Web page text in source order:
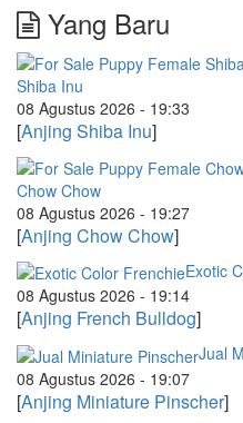
Yang Baru
Shiba Inu
08 Agustus 2026 - 19:33
[Anjing Shiba Inu]
Chow Chow
08 Agustus 2026 - 19:27
[Anjing Chow Chow]
Exotic
08 Agustus 2026 - 19:14
[Anjing French Bulldog]
Jual
08 Agustus 2026 - 19:07
[Anjing Miniature Pinscher]